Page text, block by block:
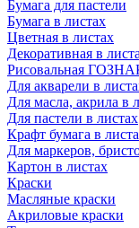
Бумага для пастели
Бумага в листах
Цветная в листах
Декоративная в
Рисовальная
Для акварели в
Для масла, акрила в
Для пастели в листах
Крафт бумага в
Для маркеров,
Картон в листах
Краски
Масляные краски
Акриловые краски